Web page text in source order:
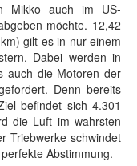
Mikko auch im US-
möchte. 12,42
gilt es in nur einem
Dabei werden in
auch die Motoren der
Denn bereits
befindet sich 4.301
die Luft im wahrsten
Triebwerke schwindet
Abstimmung.